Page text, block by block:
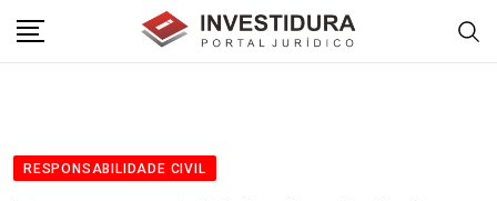
RESPONSABILIDADE CIVIL